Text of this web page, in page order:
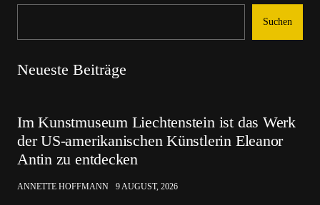
Suchen
Neueste Beiträge
Im Kunstmuseum Liechtenstein ist das Werk
der US-amerikanischen Künstlerin Eleanor
Antin zu entdecken
ANNETTE HOFFMANN 9 AUGUST, 2026